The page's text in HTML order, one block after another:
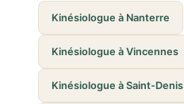
Kinésiologue à Nanterre
Kinésiologue à Vincennes
Kinésiologue à Saint-Denis